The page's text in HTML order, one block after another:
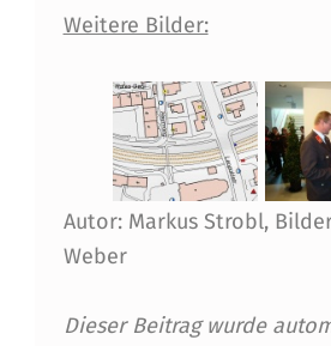
Weitere Bilder:
Autor: Markus Strobl,
Weber
Dieser Beitrag wurde